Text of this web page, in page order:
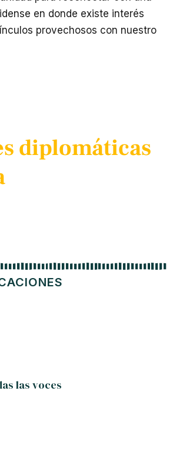
en donde existe interés
provechosos con nuestro
diplomáticas
las voces